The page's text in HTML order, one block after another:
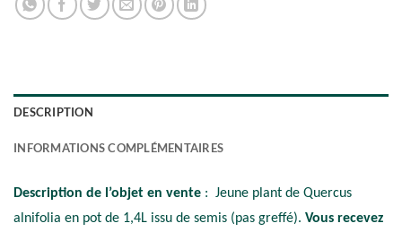
DESCRIPTION
INFORMATIONS COMPLÉMENTAIRES
Description de l’objet en vente : Jeune plant de Quercus
alnifolia en pot de 1,4L issu de semis (pas greffé). Vous recevez